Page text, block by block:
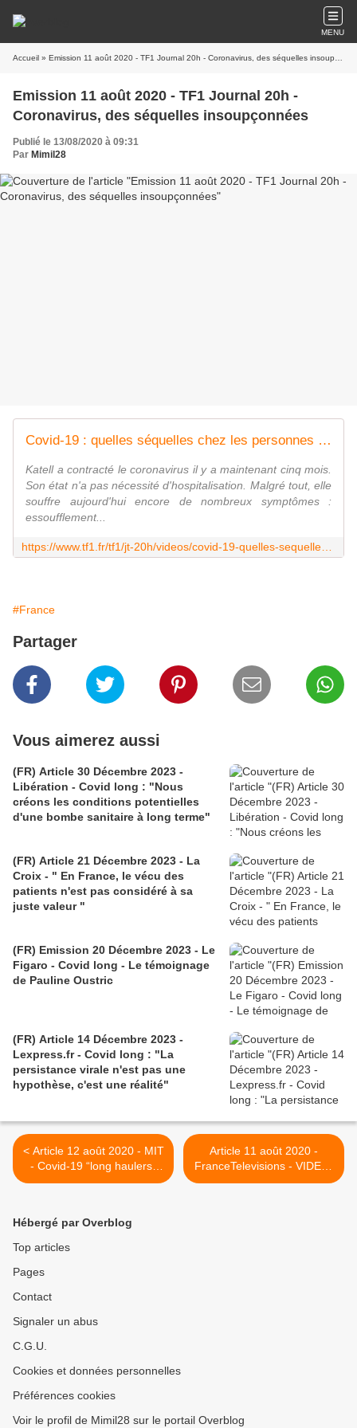
MENU
Accueil » Emission 11 août 2020 - TF1 Journal 20h - Coronavirus, des séquelles insoupçonnées
Emission 11 août 2020 - TF1 Journal 20h -
Coronavirus, des séquelles insoupçonnées
Publié le 13/08/2020 à 09:31
Par Mimil28
Covid-19 : quelles séquelles chez les personnes guéries ? - Le journal de 20h | TF1
Katell a contracté le coronavirus il y a maintenant cinq mois.
Son état n'a pas nécessité d'hospitalisation. Malgré tout, elle
souffre aujourd'hui encore de nombreux symptômes :
essoufflement...
#France
Partager
Vous aimerez aussi
(FR) Article 30 Décembre 2023 -
Libération - Covid long : "Nous
créons les conditions potentielles
d'une bombe sanitaire à long terme"
(FR) Article 21 Décembre 2023 - La
Croix - " En France, le vécu des
patients n'est pas considéré à sa
juste valeur "
(FR) Emission 20 Décembre 2023 - Le
Figaro - Covid long - Le témoignage
de Pauline Oustric
(FR) Article 14 Décembre 2023 -
Lexpress.fr - Covid long : "La
persistance virale n'est pas une
hypothèse, c'est une réalité"
< Article 12 août 2020 - MIT
- Covid-19 “long haulers”
are organizing online to
are connecting people
who've never fully
recovered from coronavirus
to collect data on their
hannah wei, lisa mccorkell,
fiona lowenstein)
Article 11 août 2020 -
FranceTelevisions - VIDEO.
#OnVousRépond : Tests,
Hébergé par Overblog
Top articles
Pages
Contact
Signaler un abus
C.G.U.
Cookies et données personnelles
Préférences cookies
Voir le profil de Mimil28 sur le portail Overblog